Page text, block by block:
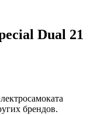
Dual 21
брендов.